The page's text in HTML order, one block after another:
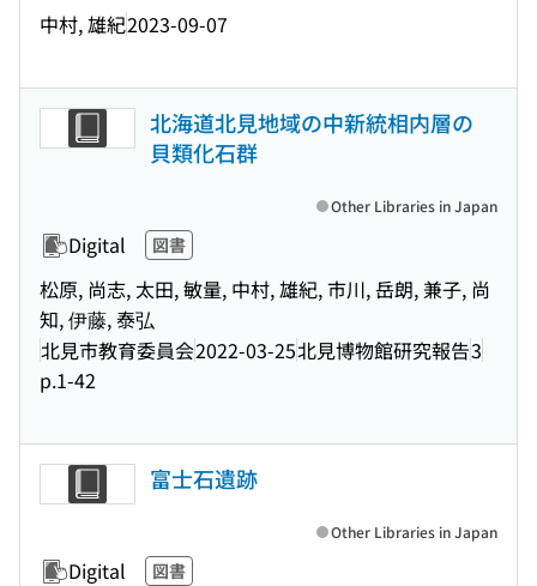
中村, 雄紀2023-09-07
北海道北見地域の中新統相内層の
貝類化石群
Digital 図書
松原, 尚志, 太田, 敏量, 中村, 雄紀, 市川, 岳朗, 兼子, 尚
知, 伊藤, 泰弘
北見市教育委員会2022-03-25北見博物館研究報告3
p.1-42
Other Libraries in Japan
富士石遺跡
Digital 図書
Other Libraries in Japan